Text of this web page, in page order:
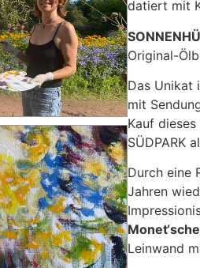
datiert mit
Original-
Das Unikat
mit
Kauf
SÜDPARK
Durch eine
Jahren
Leinwand